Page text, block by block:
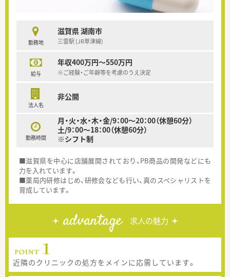
勤務地
滋賀県 湖南市
三雲駅 (JR草津線)
給与
年収400万円～550万円
※ご経験・ご年齢等を考慮のうえ決定
法人名
非公開
勤務時間
月・火・水・木・金/9：00～20：00（休憩60分）
土/9：00～18：00（休憩60分）
※シフト制
■滋賀県を中心に店舗展開されており、PB商品の開発などにも
力を入れています。
■薬局内研修はじめ、研修会なども行い、真のスペシャリストを
育成しています。
advantage 求人の魅力
近隣のクリニックの処方をメインに応需しています。